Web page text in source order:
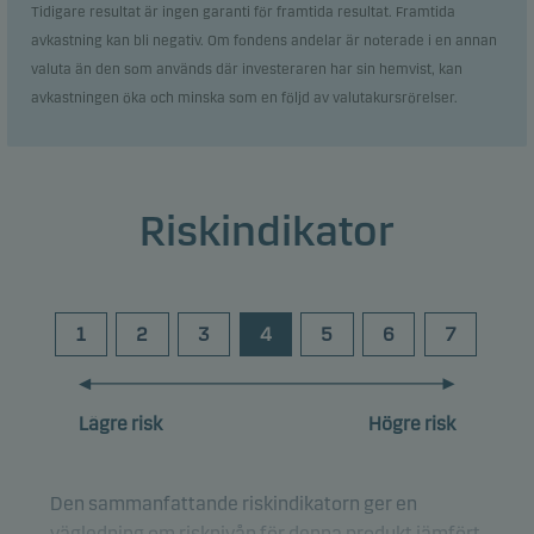
Tidigare resultat är ingen garanti för framtida resultat. Framtida
avkastning kan bli negativ. Om fondens andelar är noterade i en annan
valuta än den som används där investeraren har sin hemvist, kan
avkastningen öka och minska som en följd av valutakursrörelser.
Riskindikator
1 2 3 4 5 6 7
Lägre risk Högre risk
Den sammanfattande riskindikatorn ger en